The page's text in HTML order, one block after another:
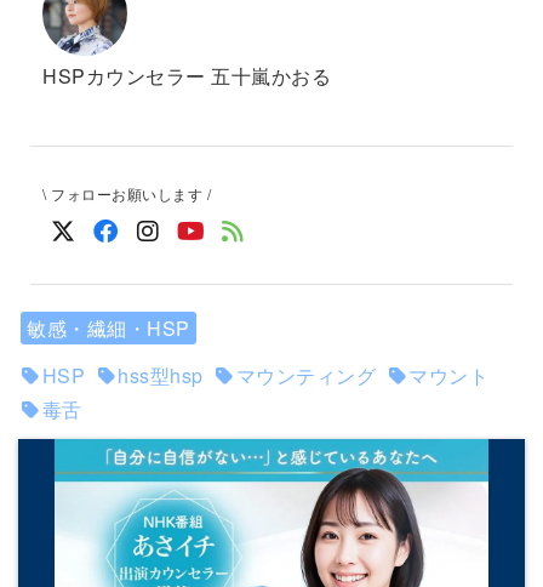
HSPカウンセラー 五十嵐かおる
\ フォローお願いします /
敏感・繊細・HSP
HSP
hss型hsp マウンティング
マウント
毒舌